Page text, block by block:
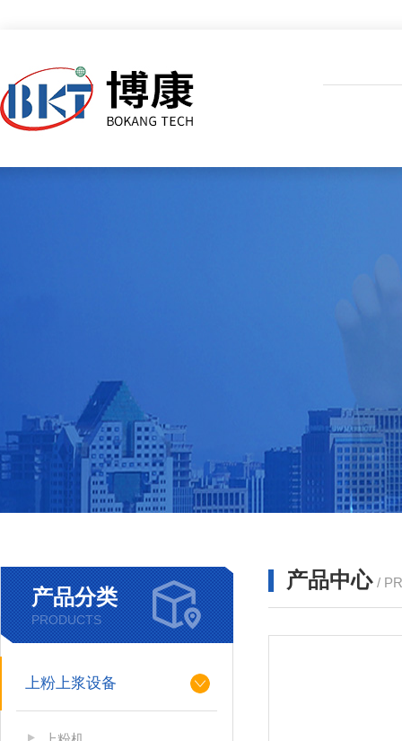
产品分类
PRODUCTS
上粉上浆设备
产品中心 /